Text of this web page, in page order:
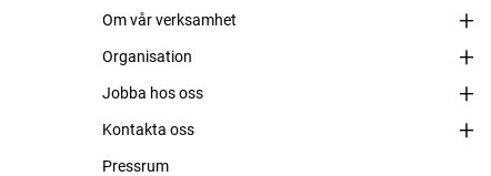
Om vår verksamhet
Organisation
Jobba hos oss
Kontakta oss
Pressrum